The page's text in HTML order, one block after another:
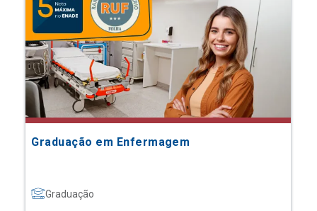
Graduação em Enfermagem
Graduação